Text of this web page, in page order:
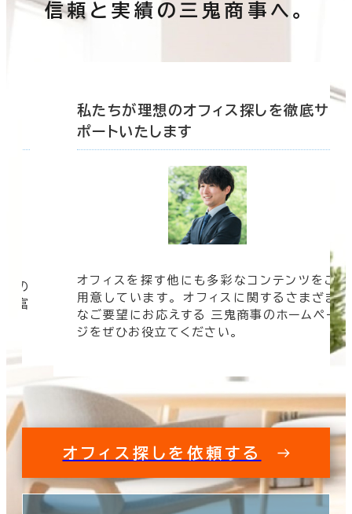
信頼と実績の三鬼商事へ。
の
豊富
私たちが理想のオフィス探しを徹底サ
ポートいたします
オフィスを探す他にも多彩なコンテンツをご
用意しています。 オフィスに関するさまざま
なご要望にお応えする 三鬼商事のホームペー
ジをぜひお役立てください。
オフィス探しを依頼する